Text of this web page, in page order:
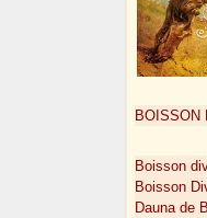
BOISSON
Boisson
Boisson
Dauna de